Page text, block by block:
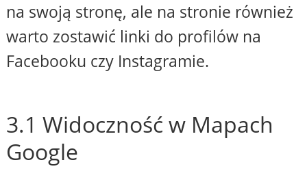
na swoją stronę, ale na stronie również
warto zostawić linki do profilów na
Facebooku czy Instagramie.
3.1 Widoczność w Mapach
Google